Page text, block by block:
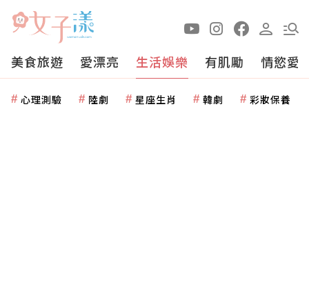
美食旅遊 愛漂亮 生活娛樂 有肌勵 情慾愛
心理測驗 陸劇 星座生肖 韓劇 彩妝保養